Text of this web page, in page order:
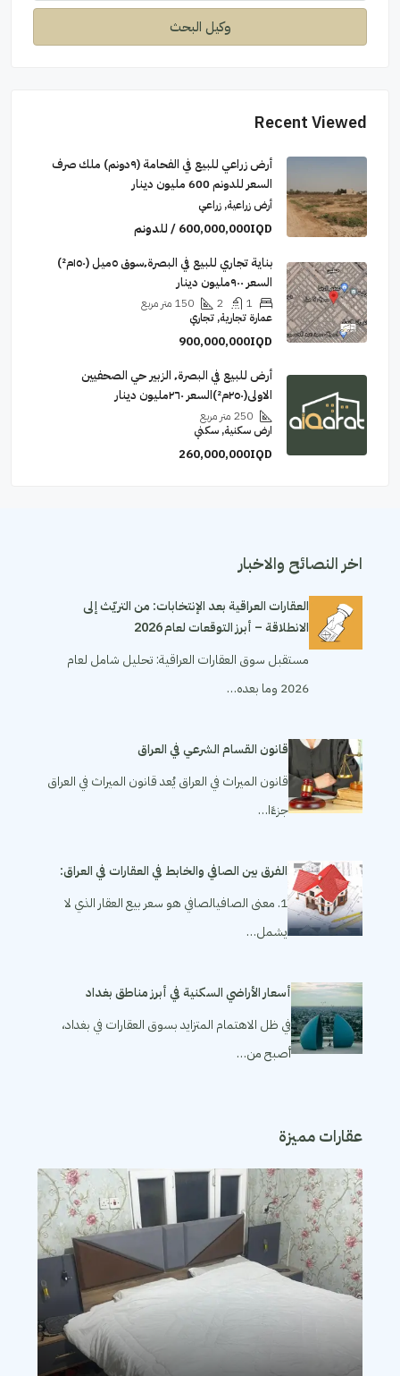
وكيل البحث
Recent Viewed
أرض زراعي للبيع في الفحامة (٩دونم) ملك صرف
السعر للدونم 600 مليون دينار
أرض زراعية, زراعي
600,000,000IQD / للدونم
بناية تجاري للبيع في البصرة٬سوق ٥ميل (١٥٠م²)
السعر ٩٠٠مليون دينار
1
2
150 متر مربع
عمارة تجارية, تجاري
900,000,000IQD
أرض للبيع في البصرة٬ الزبير حي الصحفيين
الاولى(٢٥٠م²)السعر ٢٦٠مليون دينار
250 متر مربع
ارض سكنية, سكني
260,000,000IQD
اخر النصائح والاخبار
العقارات العراقية بعد الإنتخابات: من التريّث إلى
الانطلاقة – أبرز التوقعات لعام 2026
مستقبل سوق العقارات العراقية: تحليل شامل لعام
2026 وما بعده…
قانون القسام الشرعي في العراق
قانون الميراث في العراق يُعد قانون الميراث في العراق
جزءًا…
الفرق بين الصافي والخابط في العقارات في العراق:
1. معنى الصافيالصافي هو سعر بيع العقار الذي لا
يشمل…
أسعار الأراضي السكنية في أبرز مناطق بغداد
في ظل الاهتمام المتزايد بسوق العقارات في بغداد،
أصبح من…
عقارات مميزة